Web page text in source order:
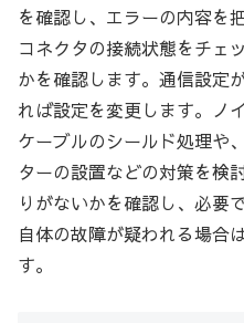
を確認し、エラーの内容を
コネクタの接続状態をチェ
かを確認します。通信設定
れば設定を変更します。ノ
ケーブルのシールド処理や
ターの設置などの対策を検
りがないかを確認し、必要
自体の故障が疑われる場合
す。